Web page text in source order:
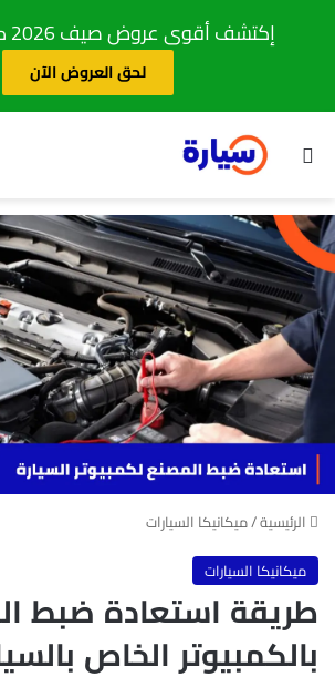
إكتشف أقوى عروض صيف 2026 كاش وتمويل
لحق العروض الآن
بحث عن
الرئيسية/ميكانيكا السيارات
ميكانيكا السيارات
طريقة استعادة ضبط
بالكمبيوتر الخاص